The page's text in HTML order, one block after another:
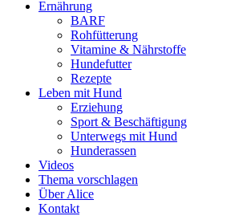
Ernährung
BARF
Rohfütterung
Vitamine & Nährstoffe
Hundefutter
Rezepte
Leben mit Hund
Erziehung
Sport & Beschäftigung
Unterwegs mit Hund
Hunderassen
Videos
Thema vorschlagen
Über Alice
Kontakt